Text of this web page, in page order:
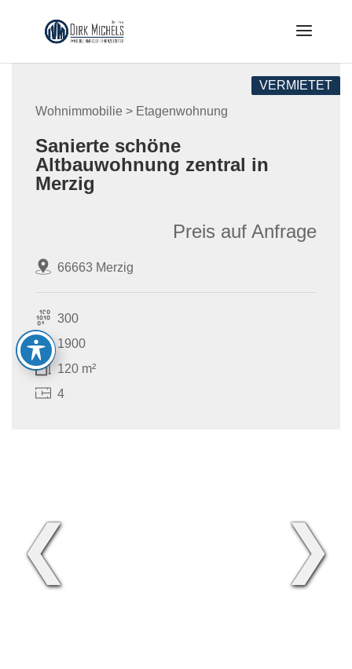
content
Wohnimmobilie > Etagenwohnung
VERMIETET
Sanierte schöne
Altbauwohnung zentral in
Merzig
66663 Merzig
Preis auf Anfrage
300
1900
120 m²
4
❮ ❯